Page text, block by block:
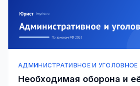
АДМИНИСТРАТИВНОЕ И УГОЛОВНОЕ
Необходимая оборона и